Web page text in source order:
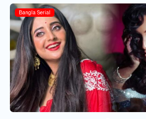
Bangla Serial